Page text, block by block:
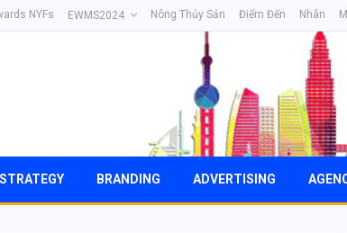
NYFs EWMS2024 Nông Thủy Sản Điểm Đến Nhân
STRATEGY BRANDING ADVERTISING